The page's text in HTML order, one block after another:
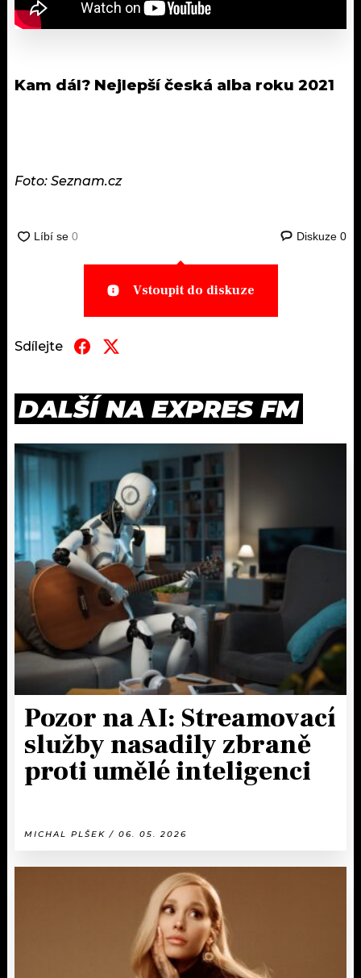
Kam dál? Nejlepší česká alba roku 2021
Foto: Seznam.cz
Diskuze 0
Vstoupit do diskuze
Sdílejte
DALŠÍ NA EXPRES FM
Pozor na AI: Streamovací
služby nasadily zbraně
proti umělé inteligenci
MICHAL PLŠEK / 06. 05. 2026